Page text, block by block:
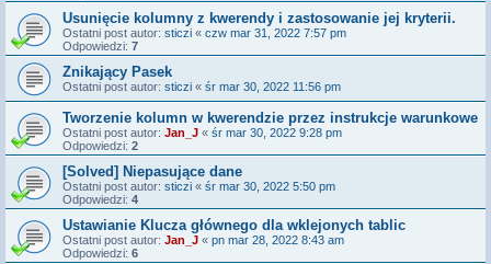
Usunięcie kolumny z kwerendy i zastosowanie jej kryterii.
Ostatni post autor: sticzi « czw mar 31, 2022 7:57 pm
Odpowiedzi: 7
Znikający Pasek
Ostatni post autor: sticzi « śr mar 30, 2022 11:56 pm
Tworzenie kolumn w kwerendzie przez instrukcje warunkowe
Ostatni post autor: Jan_J « śr mar 30, 2022 9:28 pm
Odpowiedzi: 2
[Solved] Niepasujące dane
Ostatni post autor: sticzi « śr mar 30, 2022 5:50 pm
Odpowiedzi: 4
Ustawianie Klucza głównego dla wklejonych tablic
Ostatni post autor: Jan_J « pn mar 28, 2022 8:43 am
Odpowiedzi: 6